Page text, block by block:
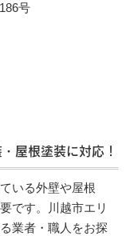
号
屋根塗装に対応！
いる外壁や屋根
です。川越市エリ
業者・職人をお探